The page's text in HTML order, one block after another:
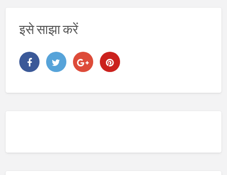
इसे साझा करें